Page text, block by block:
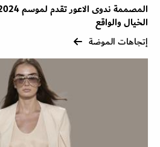
الخيال والواقع
إتجاهات الموضة